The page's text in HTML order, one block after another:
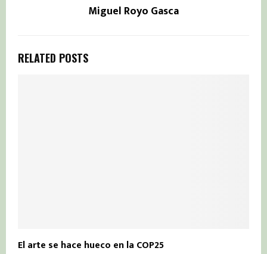
Miguel Royo Gasca
RELATED POSTS
El arte se hace hueco en la COP25